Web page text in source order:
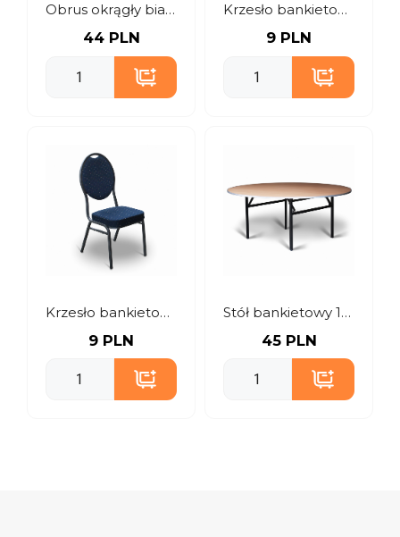
Obrus okrągły biały 240 cm
44 PLN
Krzesło bankietowe czerwone
9 PLN
Krzesło bankietowe granatowe
9 PLN
Stół bankietowy 180 cm
45 PLN